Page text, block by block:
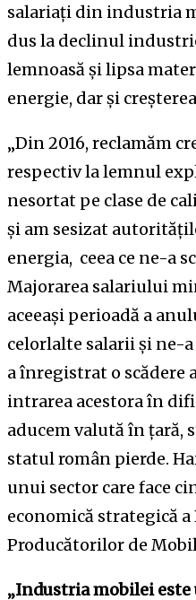
salariați din industria
dus la declinul
lemnoasă și lipsa
energie, dar și
„Din 2016, reclamăm
respectiv la lemnul
nesortat pe clase de
și am sesizat
energia, ceea ce ne-a
Majorarea salariului
aceeași perioadă a
celorlalte salarii și ne-
a înregistrat o scădere
intrarea acestora în
aducem valută în țară,
statul român pierde.
unui sector care face
economică strategică
Producătorilor de
„Industria mobilei este